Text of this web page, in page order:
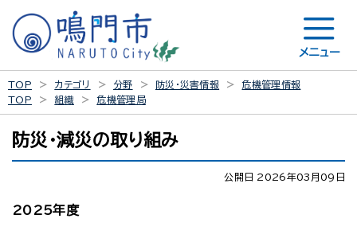
メニュー
TOP カテゴリ 分野 防災・災害情報
危機管理情報
TOP
組織 危機管理局
防災・減災の取り組み
公開日 2026年03月09日
2025年度